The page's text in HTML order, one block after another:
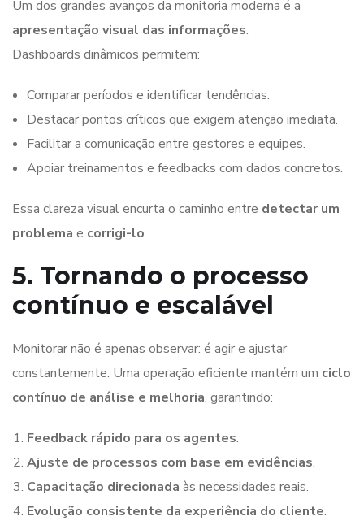
Um dos grandes avanços da monitoria moderna é a
apresentação visual das informações.
Dashboards dinâmicos permitem:
Comparar períodos e identificar tendências.
Destacar pontos críticos que exigem atenção imediata.
Facilitar a comunicação entre gestores e equipes.
Apoiar treinamentos e feedbacks com dados concretos.
Essa clareza visual encurta o caminho entre detectar um
problema e corrigi-lo.
5. Tornando o processo
contínuo e escalável
Monitorar não é apenas observar: é agir e ajustar
constantemente. Uma operação eficiente mantém um ciclo
contínuo de análise e melhoria, garantindo:
Feedback rápido para os agentes.
Ajuste de processos com base em evidências.
Capacitação direcionada às necessidades reais.
Evolução consistente da experiência do cliente.